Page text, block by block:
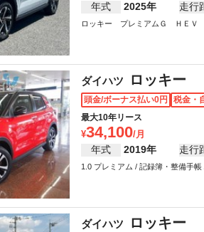
年式 2025年 走行
ロッキー プレミアムＧ ＨＥＶ
ダイハツ ロッキー
頭金/ボーナス払い0円
税金・
最大10年リース
34,100
年式 2019年 走行
1.0 プレミアム / 記録簿・整備手
ダイハツ ロッキー